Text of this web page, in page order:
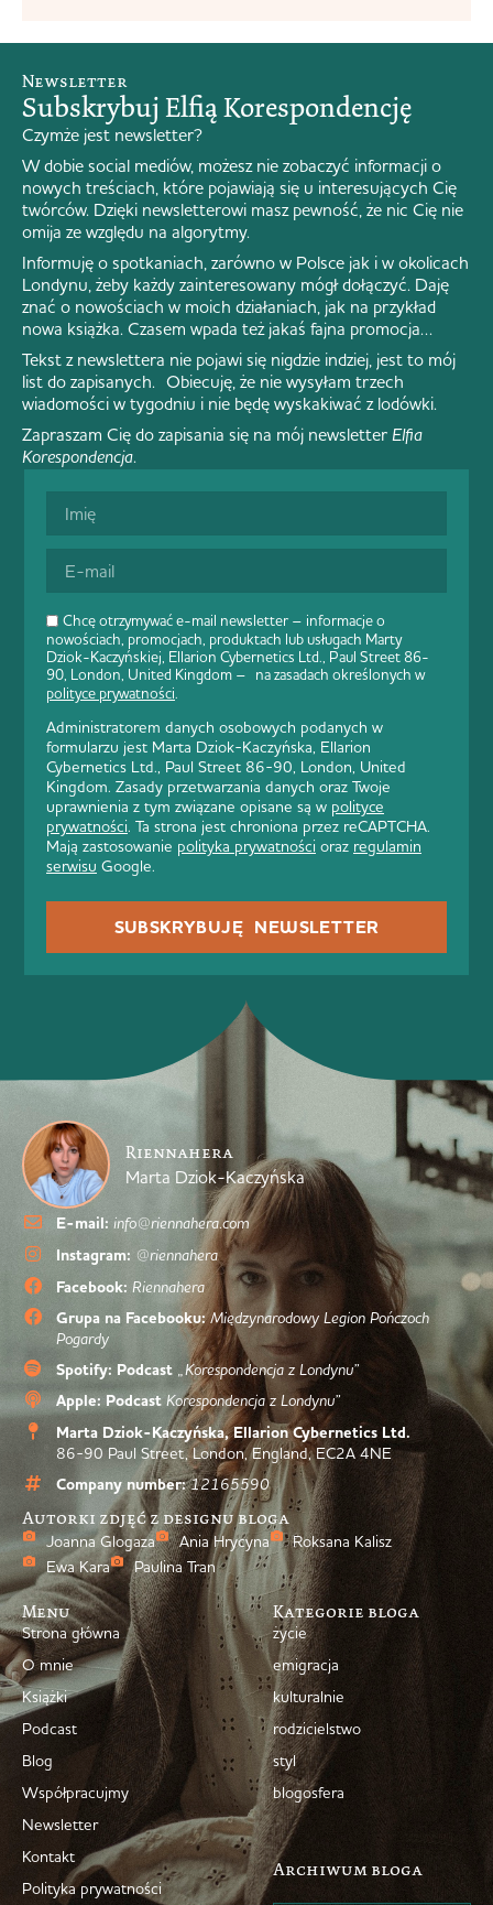
Chcę otrzymywać e-mail newsletter – informacje o
nowościach, promocjach, produktach lub usługach Marty
Dziok-Kaczyńskiej, Ellarion Cybernetics Ltd., Paul Street 86-
90, London, United Kingdom – na zasadach określonych w
polityce prywatności.
Administratorem danych osobowych podanych w
formularzu jest Marta Dziok-Kaczyńska, Ellarion
Cybernetics Ltd., Paul Street 86-90, London, United
Kingdom. Zasady przetwarzania danych oraz Twoje
uprawnienia z tym związane opisane są w polityce
prywatności. Ta strona jest chroniona przez reCAPTCHA.
Mają zastosowanie polityka prywatności oraz regulamin
serwisu Google.
SUBSKRYBUJĘ NEWSLETTER
Newsletter
Subskrybuj Elfią Korespondencję
Czymże jest newsletter?
W dobie social mediów, możesz nie zobaczyć informacji o
nowych treściach, które pojawiają się u interesujących Cię
twórców. Dzięki newsletterowi masz pewność, że nic Cię nie
omija ze względu na algorytmy.
Informuję o spotkaniach, zarówno w Polsce jak i w okolicach
Londynu, żeby każdy zainteresowany mógł dołączyć. Daję
znać o nowościach w moich działaniach, jak na przykład
nowa książka. Czasem wpada też jakaś fajna promocja…
Tekst z newslettera nie pojawi się nigdzie indziej, jest to mój
list do zapisanych. Obiecuję, że nie wysyłam trzech
wiadomości w tygodniu i nie będę wyskakiwać z lodówki.
Zapraszam Cię do zapisania się na mój newsletter Elfia
Korespondencja.
Riennahera
Marta Dziok-Kaczyńska
E-mail: info@riennahera.com
Instagram: @riennahera
Facebook: Riennahera
Grupa na Facebooku: Międzynarodowy Legion Pończoch
Pogardy
Spotify: Podcast „Korespondencja z Londynu”
Apple: Podcast Korespondencja z Londynu”
Marta Dziok-Kaczyńska, Ellarion Cybernetics Ltd.
86-90 Paul Street, London, England, EC2A 4NE
Company number: 12165590
Autorki zdjęć z designu bloga
Joanna Glogaza Ania Hrycyna
Roksana Kalisz
Ewa Kara
Paulina Tran
Menu
Strona główna
O mnie
Książki
Podcast
Blog
Współpracujmy
Newsletter
Kontakt
Polityka prywatności
Kategorie bloga
życie
emigracja
kulturalnie
rodzicielstwo
styl
blogosfera
Archiwum bloga